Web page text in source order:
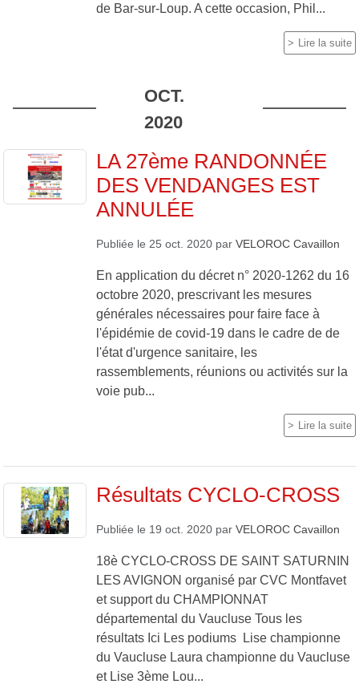
de Bar-sur-Loup. A cette occasion, Phil...
Lire la suite
OCT.
2020
LA 27ème RANDONNÉE
DES VENDANGES EST
ANNULÉE
Publiée le 25 oct. 2020 par VELOROC Cavaillon
En application du décret n° 2020-1262 du 16
octobre 2020, prescrivant les mesures
générales nécessaires pour faire face à
l'épidémie de covid-19 dans le cadre de de
l'état d'urgence sanitaire, les
rassemblements, réunions ou activités sur la
voie pub...
Lire la suite
Résultats CYCLO-CROSS
Publiée le 19 oct. 2020 par VELOROC Cavaillon
18è CYCLO-CROSS DE SAINT SATURNIN
LES AVIGNON organisé par CVC Montfavet
et support du CHAMPIONNAT
départemental du Vaucluse Tous les
résultats Ici Les podiums Lise championne
du Vaucluse Laura championne du Vaucluse
et Lise 3ème Lou...